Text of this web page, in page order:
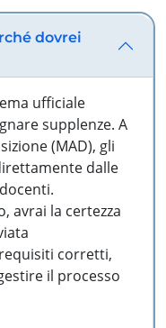
dovrei
ufficiale
supplenze. A
(MAD), gli
dalle
avrai la certezza
corretti,
il processo